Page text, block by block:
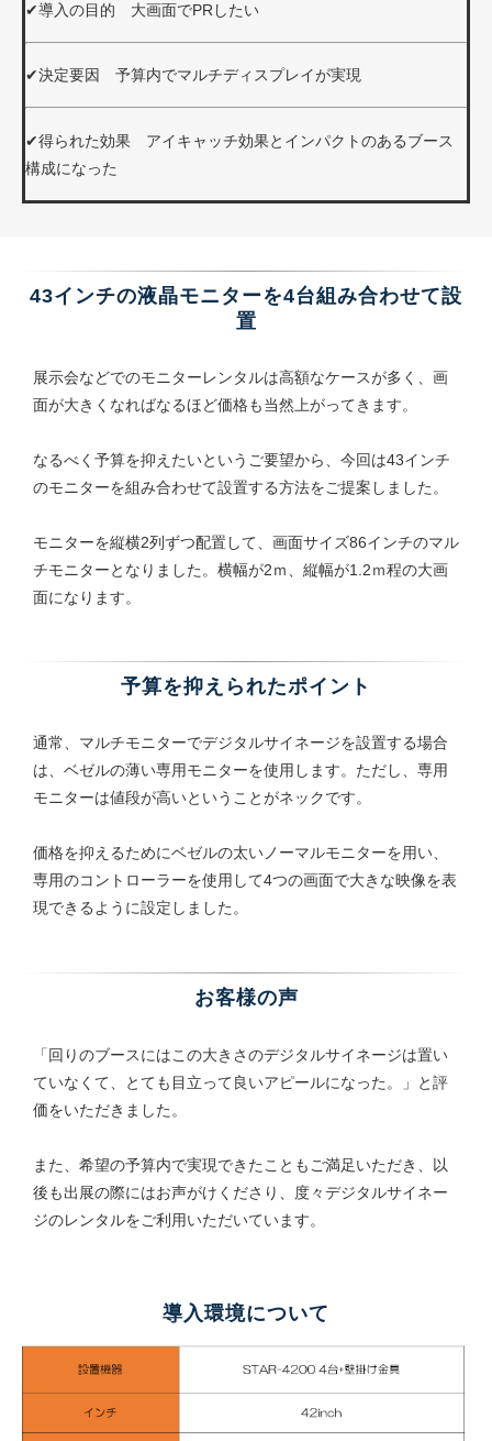
✔導入の目的 大画面でPRしたい
✔決定要因 予算内でマルチディスプレイが実現
✔得られた効果 アイキャッチ効果とインパクトのあるブース
構成になった
43インチの液晶モニターを4台組み合わせて設
置
展示会などでのモニターレンタルは高額なケースが多く、画
面が大きくなればなるほど価格も当然上がってきます。
なるべく予算を抑えたいというご要望から、今回は43インチ
のモニターを組み合わせて設置する方法をご提案しました。
モニターを縦横2列ずつ配置して、画面サイズ86インチのマル
チモニターとなりました。横幅が2ｍ、縦幅が1.2ｍ程の大画
面になります。
予算を抑えられたポイント
通常、マルチモニターでデジタルサイネージを設置する場合
は、ベゼルの薄い専用モニターを使用します。ただし、専用
モニターは値段が高いということがネックです。
価格を抑えるためにベゼルの太いノーマルモニターを用い、
専用のコントローラーを使用して4つの画面で大きな映像を表
現できるように設定しました。
お客様の声
「回りのブースにはこの大きさのデジタルサイネージは置い
ていなくて、とても目立って良いアピールになった。」と評
価をいただきました。
また、希望の予算内で実現できたこともご満足いただき、以
後も出展の際にはお声がけくださり、度々デジタルサイネー
ジのレンタルをご利用いただいています。
導入環境について